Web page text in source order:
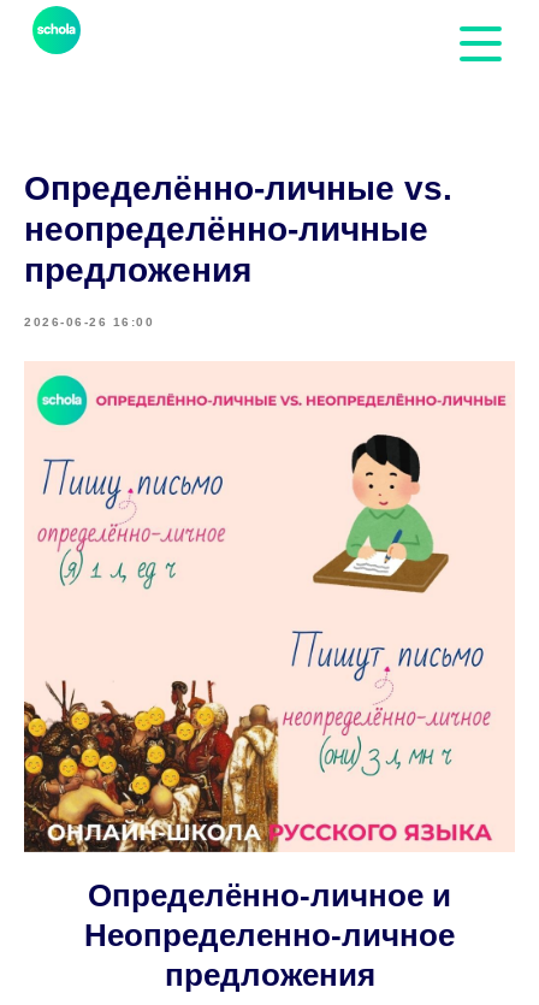
Определённо-личные vs.
неопределённо-личные
предложения
2026-06-26 16:00
Определённо-личное и
Неопределенно-личное
предложения